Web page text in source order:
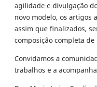
agilidade e divulgação
novo modelo, os artigos
assim que finalizados,
composição completa
Convidamos a
trabalhos e a